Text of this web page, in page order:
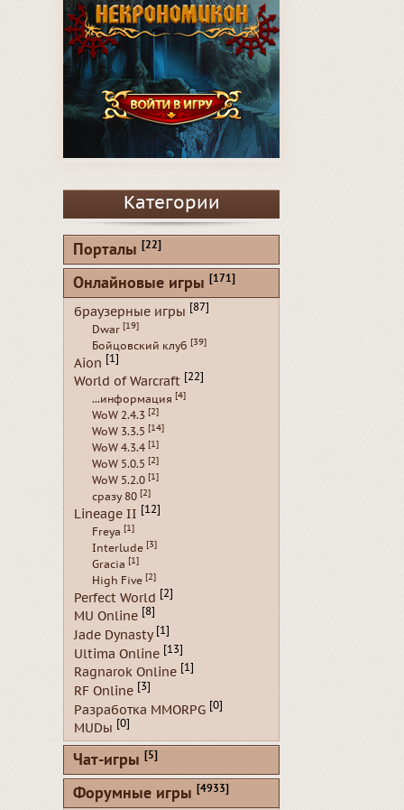
Категории
Порталы [22]
Онлайновые игры [171]
браузерные игры [87]
Dwar [19]
Бойцовский клуб [39]
Aion [1]
World of Warcraft [22]
...информация [4]
WoW 2.4.3 [2]
WoW 3.3.5 [14]
WoW 4.3.4 [1]
WoW 5.0.5 [2]
WoW 5.2.0 [1]
сразу 80 [2]
Lineage II [12]
Freya [1]
Interlude [3]
Gracia [1]
High Five [2]
Perfect World [2]
MU Online [8]
Jade Dynasty [1]
Ultima Online [13]
Ragnarok Online [1]
RF Online [3]
Разработка MMORPG [0]
MUDы [0]
Чат-игры [5]
Форумные игры [4933]